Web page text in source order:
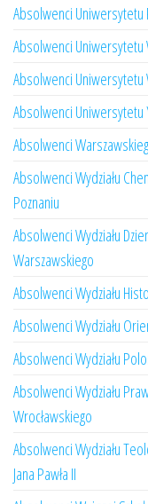
Absolwenci Uniwersytetu
Absolwenci
Absolwenci
Absolwenci Uniwersytetu
Absolwenci
Absolwenci Wydziału
Poznaniu
Absolwenci Wydziału
Warszawskiego
Absolwenci Wydziału
Absolwenci Wydziału
Absolwenci Wydziału
Absolwenci Wydziału
Wrocławskiego
Absolwenci Wydziału
Jana Pawła II